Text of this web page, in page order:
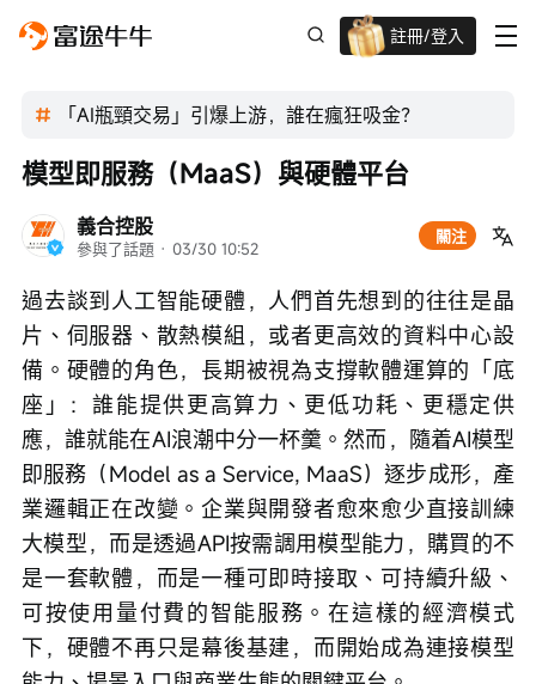
註冊/登入
「AI瓶頸交易」引爆上游，誰在瘋狂吸金？
義合控股
參與了話題 · 03/30 10:52
關注
模型即服務（MaaS）與硬體平台
過去談到人工智能硬體，人們首先想到的往往是晶
片、伺服器、散熱模組，或者更高效的資料中心設
備。硬體的角色，長期被視為支撐軟體運算的「底
座」：誰能提供更高算力、更低功耗、更穩定供
應，誰就能在AI浪潮中分一杯羹。然而，隨着AI模型
即服務（Model as a Service, MaaS）逐步成形，產
業邏輯正在改變。企業與開發者愈來愈少直接訓練
大模型，而是透過API按需調用模型能力，購買的不
是一套軟體，而是一種可即時接取、可持續升級、
可按使用量付費的智能服務。在這樣的經濟模式
下，硬體不再只是幕後基建，而開始成為連接模型